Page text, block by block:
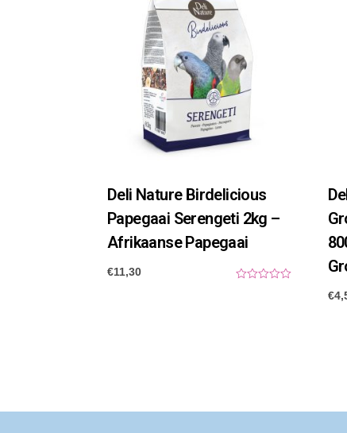
Deli Nature Birdelicious
Papegaai Serengeti 2kg –
Afrikaanse Papegaai
€11,30
€